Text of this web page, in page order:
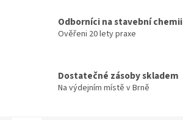
Odborníci na stavební chemii
Ověřeni 20 lety praxe
Dostatečné zásoby skladem
Na výdejním místě v Brně